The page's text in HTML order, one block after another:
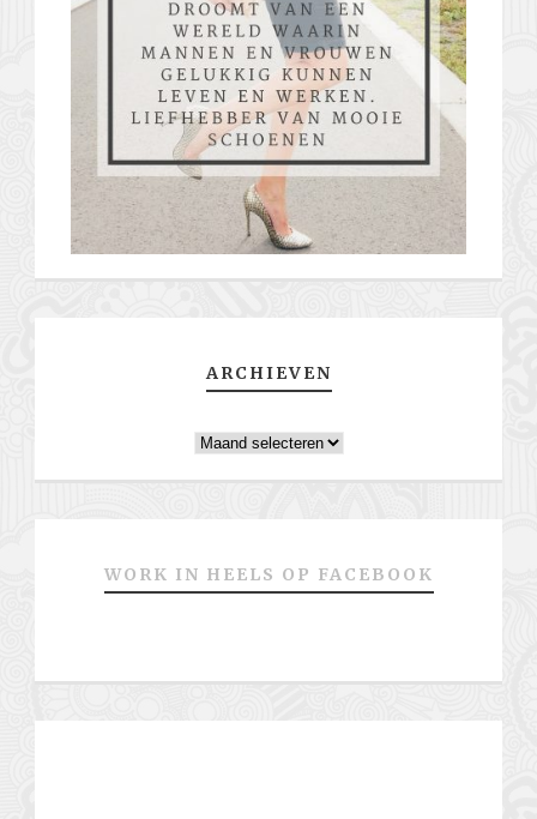
ARCHIEVEN
Archieven
WORK IN HEELS OP FACEBOOK